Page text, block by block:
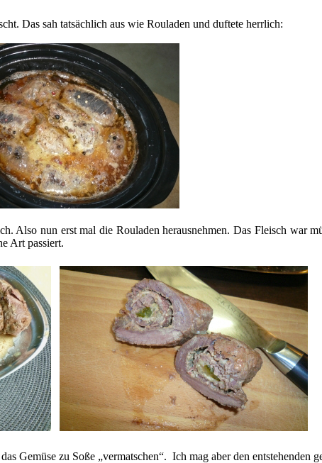
Das sah tatsächlich aus wie Rouladen und duftete herrlich:
Also nun erst mal die Rouladen herausnehmen. Das Fleisch war
Art passiert.
Gemüse zu Soße „vermatschen“. Ich mag aber den entstehenden